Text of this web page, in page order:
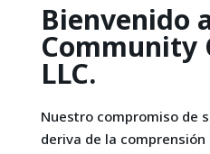
Bienvenido
Community
LLC.
Nuestro compromiso de
deriva de la